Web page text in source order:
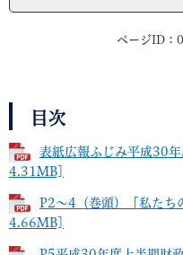
ページID：
目次
表紙広報ふじみ平成30
4.31MB]
P2～4（巻頭）「私たち
4.66MB]